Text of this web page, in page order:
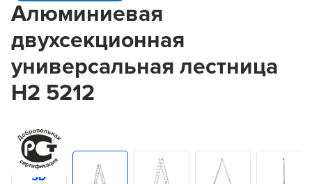
Алюминиевая
двухсекционная
универсальная лестница
H2 5212